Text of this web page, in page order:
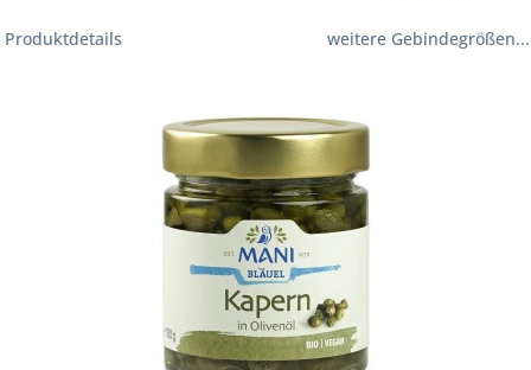
Produktdetails weitere Gebindegrößen...